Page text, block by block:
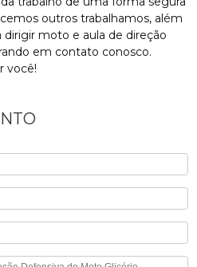
outros trabalhamos, além
dirigir moto e aula de direção
em contato conosco.
você!